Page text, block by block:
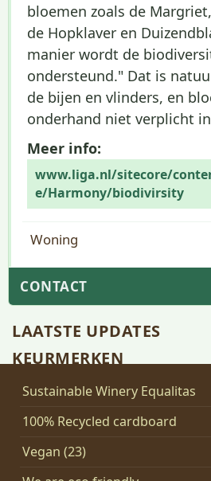
bloemen zoals de
de Hopklaver en
manier wordt de
ondersteund." Dat is
de bijen en vlinders, en
onderhand niet verplicht
Meer info:
www.liga.nl/sitecore/
e/Harmony/biodivirsity
Woning
CONTACT
LAATSTE UPDATES
KEURMERKEN
Sustainable Winery Equalitas
100% Recycled cardboard
Vegan (23)